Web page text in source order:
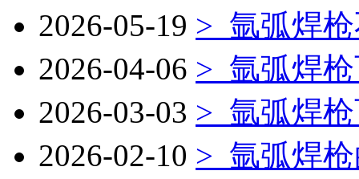
2026-05-19 > 氩弧焊
2026-04-06 > 氩弧焊
2026-03-03 > 氩弧焊
2026-02-10 > 氩弧焊